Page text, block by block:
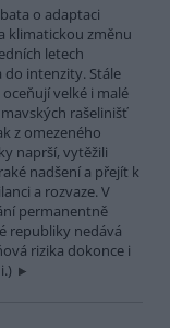
o adaptaci
klimatickou změnu
letech
do intenzity. Stále
oceňují velké i malé
rašelinišť
z omezeného
naprší, vytěžili
nadšení a přejít k
a rozvaze. V
permanentně
republiky nedává
rizika dokonce i